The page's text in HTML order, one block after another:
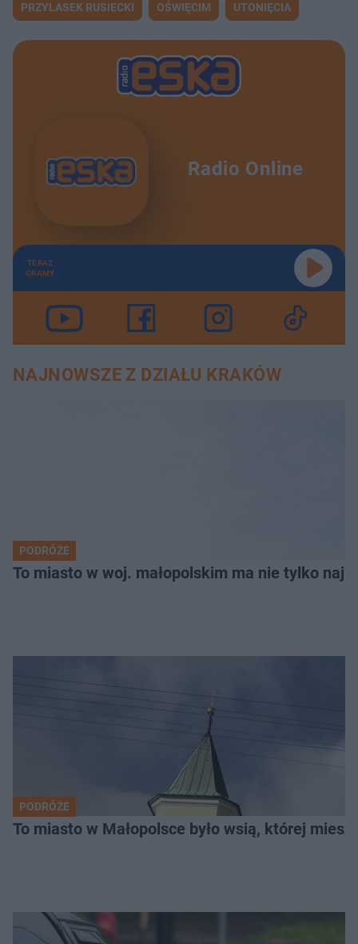
PRZYLASEK RUSIECKI OŚWIĘCIM UTONIĘCIA
Radio Online
TERAZ
GRAMY
NAJNOWSZE Z DZIAŁU KRAKÓW
PODRÓŻE
To miasto w woj. małopolskim ma nie tylko
PODRÓŻE
To miasto w Małopolsce było wsią, której